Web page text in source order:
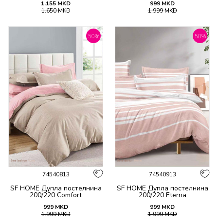
1.155 MKD
1.650MKD
999 MKD
1.999MKD
50%
74540813
SF HOME Дупла постелнина
200/220 Comfort
999 MKD
1.999MKD
50%
74540913
SF HOME Дупла постелнина
200/220 Eterna
999 MKD
1.999MKD